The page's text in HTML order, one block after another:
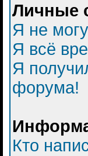
Личные
Я не
Я всё
Я
форума!
Кто